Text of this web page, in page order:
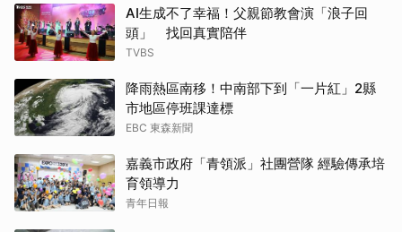
AI生成不了幸福！父親節教會演「浪子回
頭」 找回真實陪伴
TVBS
降雨熱區南移！中南部下到「一片紅」2縣
市地區停班課達標
EBC 東森新聞
嘉義市政府「青領派」社團營隊 經驗傳承培
育領導力
青年日報